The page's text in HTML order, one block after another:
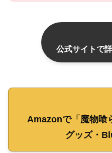
公式サイトで
Amazonで「魔物喰
グッズ・